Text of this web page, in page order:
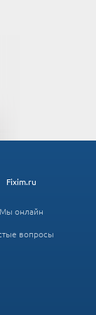
Fixim.ru
Мы онлайн
вопросы